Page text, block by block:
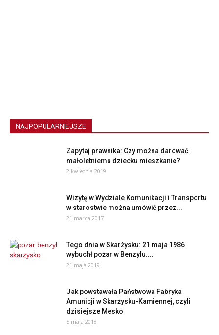
NAJPOPULARNIEJSZE
Zapytaj prawnika: Czy można darować
małoletniemu dziecku mieszkanie?
2 kwietnia 2019
Wizytę w Wydziale Komunikacji i Transportu
w starostwie można umówić przez...
21 marca 2017
Tego dnia w Skarżysku: 21 maja 1986
wybuchł pożar w Benzylu....
21 maja 2019
Jak powstawała Państwowa Fabryka
Amunicji w Skarżysku-Kamiennej, czyli
dzisiejsze Mesko
5 maja 2018